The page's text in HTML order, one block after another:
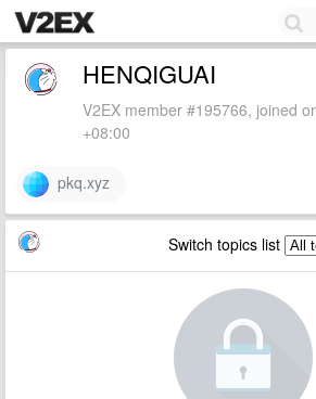
HENQIGUAI
V2EX member #195766, joined
+08:00
pkq.xyz
Switch topics list